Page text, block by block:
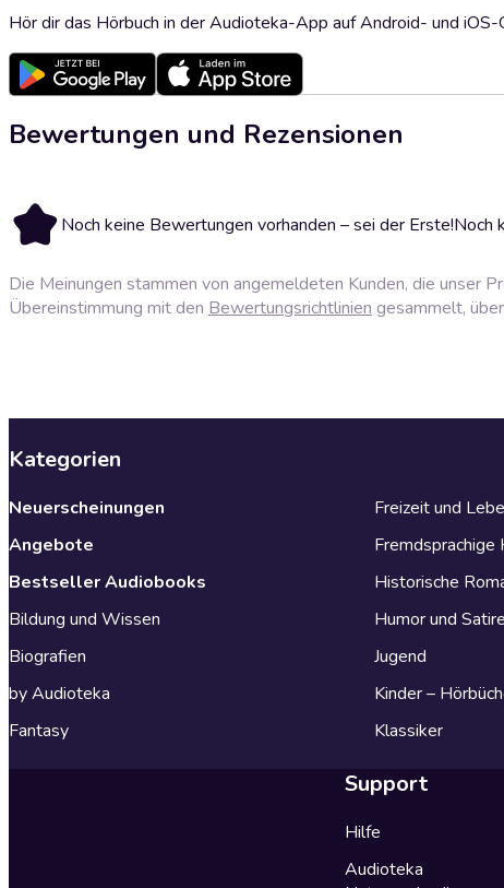
Hör dir das Hörbuch in der Audioteka-App auf Android- und iOS-
Bewertungen und Rezensionen
Noch keine Bewertungen vorhanden – sei der Erste!Noch
Die Meinungen stammen von angemeldeten Kunden, die unser
Übereinstimmung mit den Bewertungsrichtlinien gesammelt,
Kategorien
Neuerscheinungen
Angebote
Bestseller Audiobooks
Bildung und Wissen
Biografien
by Audioteka
Fantasy
Freizeit und
Fremdsprachige
Historische
Humor und Satire
Jugend
Kinder –
Klassiker
Support
Hilfe
Audioteka